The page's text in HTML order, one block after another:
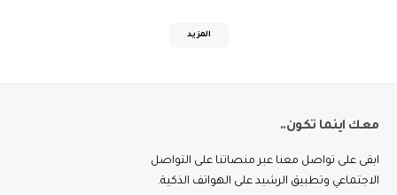
المزيد
معك اينما تكون..
ابقى على تواصل معنا عبر منصاتنا على التواصل
الاجتماعي وتطبيق الرشيد على الهواتف الذكية.